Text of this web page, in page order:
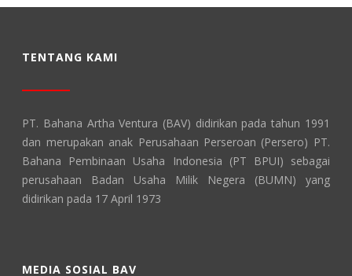
TENTANG KAMI
PT. Bahana Artha Ventura (BAV) didirikan pada tahun 1991
dan merupakan anak Perusahaan Perseroan (Persero) PT.
Bahana Pembinaan Usaha Indonesia (PT BPUI) sebagai
perusahaan Badan Usaha Milik Negera (BUMN) yang
didirikan pada 17 April 1973
MEDIA SOSIAL BAV